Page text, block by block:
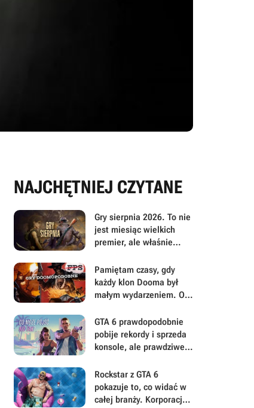
NAJCHĘTNIEJ CZYTANE
Gry sierpnia 2026. To nie
jest miesiąc wielkich
premier, ale właśnie
mu się uważniej
Pamiętam czasy, gdy
każdy klon Dooma był
małym wydarzeniem. Oto
FPS-y lat 90.
GTA 6 prawdopodobnie
pobije rekordy i sprzeda
konsole, ale prawdziwe
będą musieli mu
wybaczyć
Rockstar z GTA 6
pokazuje to, co widać w
całej branży. Korporacje